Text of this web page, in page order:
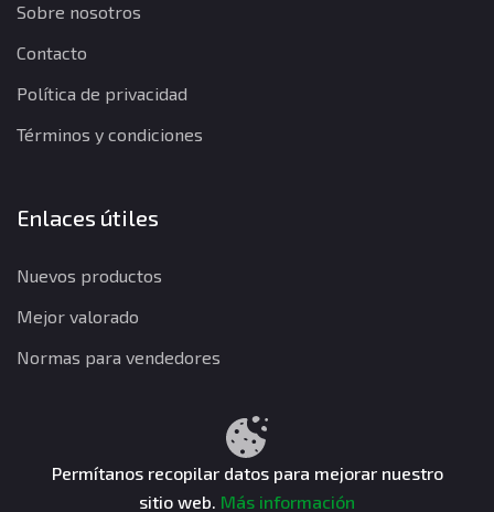
Sobre nosotros
Contacto
Política de privacidad
Términos y condiciones
Enlaces útiles
Nuevos productos
Mejor valorado
Normas para vendedores
Términos y condiciones
CuentasGO © 2026. Todos los derechos reservados.
Permítanos recopilar datos para mejorar nuestro
sitio web. Más información